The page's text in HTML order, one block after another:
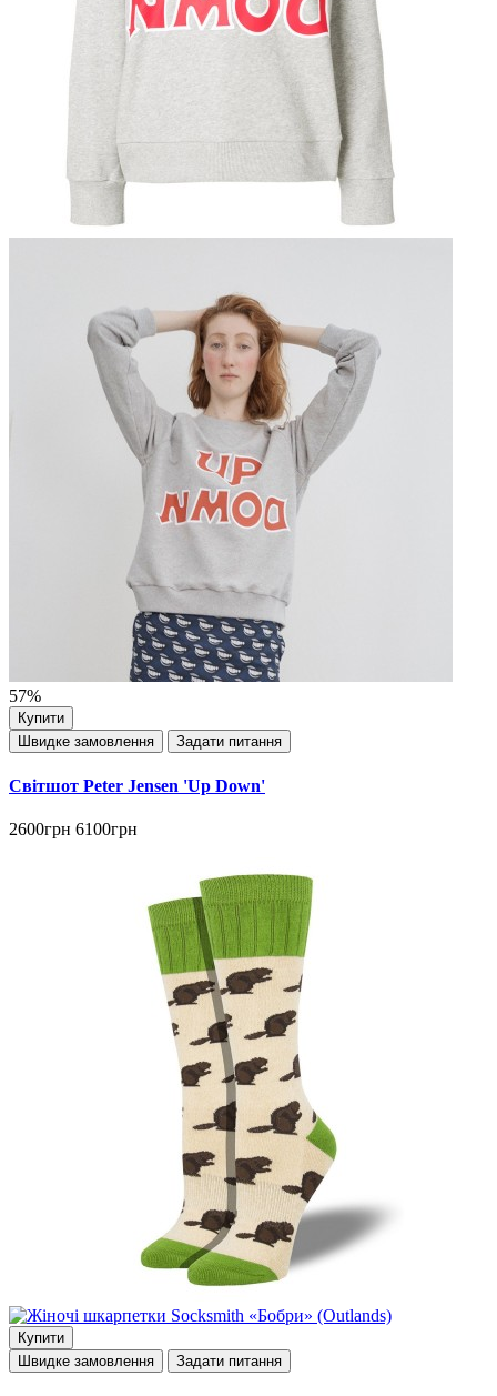
57%
Купити
Швидке замовлення
Задати питання
Світшот Peter Jensen 'Up Down'
2600грн 6100грн
Купити
Швидке замовлення
Задати питання